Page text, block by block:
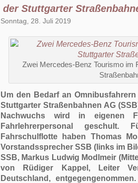
der Stuttgarter
Sonntag, 28. Juli 2019
Zwei Mercedes-Benz Tourismo im
Um den Bedarf an
Stuttgarter Straßen­bahnen AG
Nachwuchs wird in eigenen
Fahrlehrerpersonal geschult.
Fahrschulflotte haben Thomas
Vorstandssprecher SSB (links im
SSB, Markus Ludwig Modlmeir
von Rüdiger Kappel, Leiter
Deutschland, entgegengenommen.